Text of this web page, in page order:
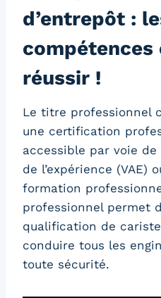
d’entrepôt :
compétences
réussir !
Le titre professionnel
une certification
accessible par voie
de l’expérience (VAE)
formation
professionnel permet
qualification de
conduire tous les
toute sécurité.